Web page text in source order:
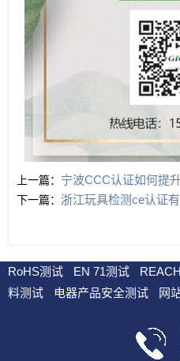
上一篇： 宁波CCC认证如何提
下一篇： 浙江玩具检测ce认证
RoHS测试 EN 71测试
料测试
电器产品安全测试 网